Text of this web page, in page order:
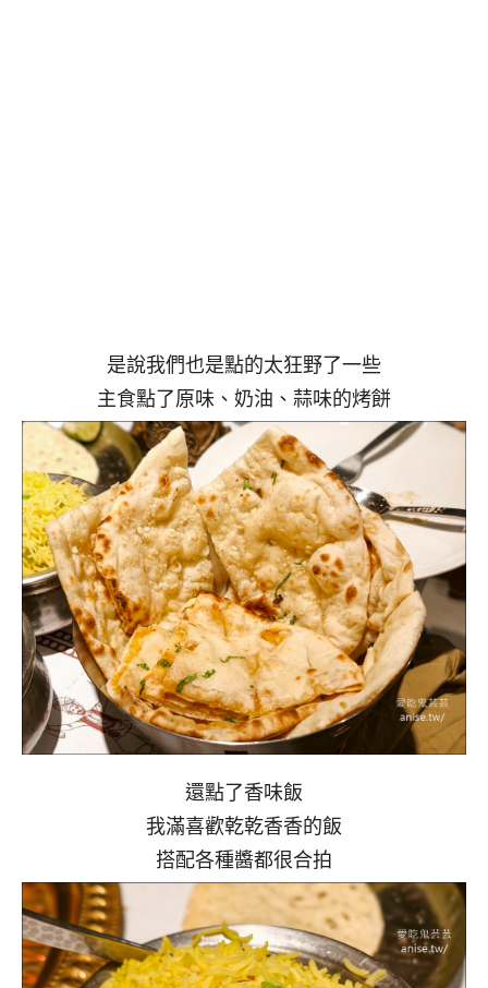
是說我們也是點的太狂野了一些
主食點了原味、奶油、蒜味的烤餅
還點了香味飯
我滿喜歡乾乾香香的飯
搭配各種醬都很合拍